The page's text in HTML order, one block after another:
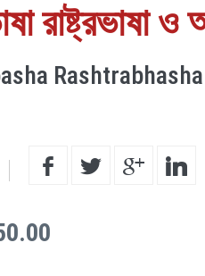
রাষ্ট্রভাষা